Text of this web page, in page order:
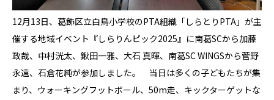
12月13日、葛飾区立白鳥小学校のPTA組織「しらとりPTA」が主
催する地域イベント『しらりんピック2025』に南葛SCから加藤
政哉、中村洸太、鍬田一雅、大石 真暉、南葛SC WINGSから菅野
永遠、石倉花純が参加しました。 当日は多くの子どもたちが集
まり、ウォーキングフットボール、50m走、キックターゲットな